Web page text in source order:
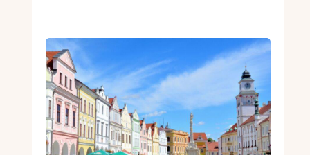
Инфо
Блог
Контакты
Укр